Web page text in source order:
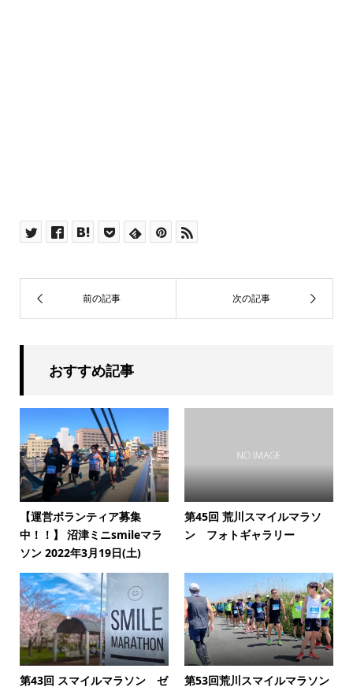
おすすめ記事
【運営ボランティア募集
中！！】 沼津ミニsmileマラ
ソン 2022年3月19日(土)
第45回 荒川スマイルマラソ
ン フォトギャラリー
第43回 スマイルマラソン ゼ 第53回荒川スマイルマラソン